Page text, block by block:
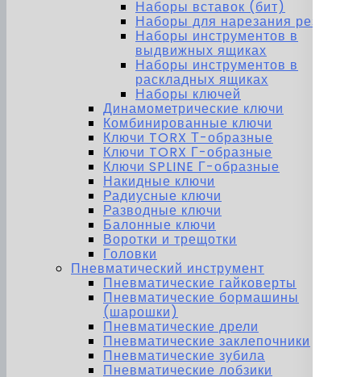
Наборы вставок (бит)
Наборы для нарезания резьбы
Наборы инструментов в
выдвижных ящиках
Наборы инструментов в
раскладных ящиках
Наборы ключей
Динамометрические ключи
Комбинированные ключи
Ключи TORX Т-образные
Ключи TORX Г-образные
Ключи SPLINE Г-образные
Накидные ключи
Радиусные ключи
Разводные ключи
Балонные ключи
Воротки и трещотки
Головки
Пневматический инструмент
Пневматические гайковерты
Пневматические бормашины
(шарошки)
Пневматические дрели
Пневматические заклепочники
Пневматические зубила
Пневматические лобзики